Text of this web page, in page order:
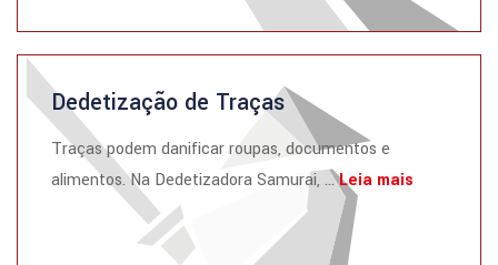
Dedetização de Traças
Traças podem danificar roupas, documentos e
alimentos. Na Dedetizadora Samurai, ...Leia mais